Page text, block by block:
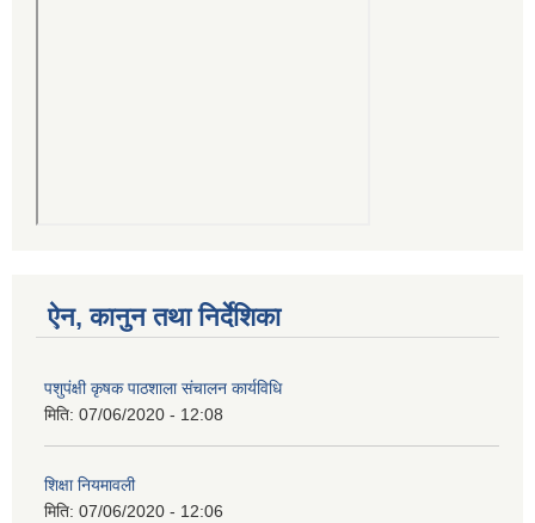
ऐन, कानुन तथा निर्देशिका
पशुपंक्षी कृषक पाठशाला संचालन कार्यविधि
मिति: 07/06/2020 - 12:08
शिक्षा नियमावली
मिति: 07/06/2020 - 12:06